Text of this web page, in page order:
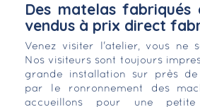
Des matelas fabriqués
vendus à prix direct
Venez visiter l'atelier, vous ne
Nos visiteurs sont toujours
grande installation sur près de
par le ronronnement des
accueillons pour une